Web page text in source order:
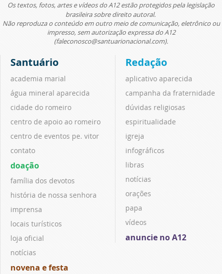
Os textos, fotos, artes e vídeos do A12 estão protegidos pela legislação
brasileira sobre direito autoral.
Não reproduza o conteúdo em outro meio de comunicação, eletrônico ou
impresso, sem autorização expressa do A12
(faleconosco@santuarionacional.com).
Santuário
academia marial
água mineral aparecida
cidade do romeiro
centro de apoio ao romeiro
centro de eventos pe. vitor
contato
doação
família dos devotos
história de nossa senhora
imprensa
locais turísticos
loja oficial
notícias
novena e festa
Redação
aplicativo aparecida
campanha da fraternidade
dúvidas religiosas
espiritualidade
igreja
infográficos
libras
notícias
orações
papa
vídeos
anuncie no A12